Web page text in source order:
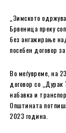
„Зимското
Брвеница преку
без ангажирање
посебен договор
Во меѓувреме, на
договор со
набавка и
Општината
2023 година.